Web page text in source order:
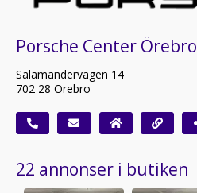
Porsche Center Örebro
Salamandervägen 14
702 28 Örebro
22 annonser i butiken